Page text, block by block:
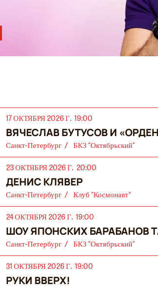
17 ОКТЯБРЯ 2026 Г. 19:00
ВЯЧЕСЛАВ БУТУСОВ И
Санкт-Петербург БКЗ "Октябрьский"
23 ОКТЯБРЯ 2026 Г. 20:00
ДЕНИС КЛЯВЕР
Санкт-Петербург Клуб "Космонавт"
24 ОКТЯБРЯ 2026 Г. 19:00
ШОУ ЯПОНСКИХ БАРАБАНОВ
Санкт-Петербург БКЗ "Октябрьский"
31 ОКТЯБРЯ 2026 Г. 19:00
РУКИ ВВЕРХ!